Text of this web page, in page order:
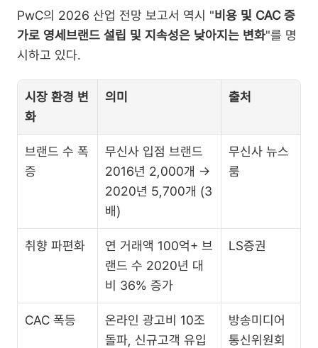
PwC의 2026 산업 전망 보고서 역시 "비용 및 CAC 증
가로 영세브랜드 설립 및 지속성은 낮아지는 변화"를 명
시하고 있다.
시장 환경 변
화
의미 출처
브랜드 수 폭
증
무신사 입점 브랜드
2016년 2,000개 →
2020년 5,700개 (3
배)
무신사 뉴스
룸
취향 파편화
연 거래액 100억+ 브
랜드 수 2020년 대
비 36% 증가
LS증권
CAC 폭등
온라인 광고비 10조
돌파, 신규고객 유입
방송미디어
통신위원회